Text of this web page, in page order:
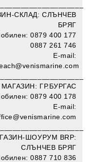
СКЛАД: СЛЪНЧЕВ
БРЯГ
0879 400 177
0887 261 746
E-mail:
МАГАЗИН: ГР.БУРГАС
0879 400 178
E-mail:
ШОУРУМ BRP:
СЛЪНЧЕВ БРЯГ
0887 710 836